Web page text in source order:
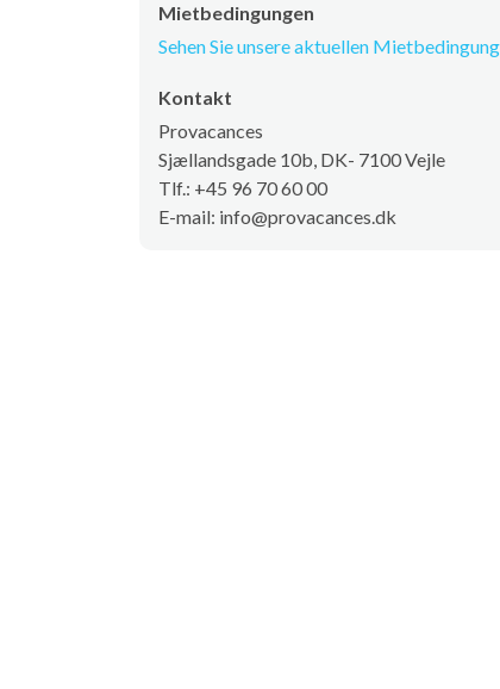
Mietbedingungen
Sehen Sie unsere aktuellen
Kontakt
Provacances
Sjællandsgade 10b, DK- 7100 Vejle
Tlf.: +45 96 70 60 00
E-mail: info@provacances.dk